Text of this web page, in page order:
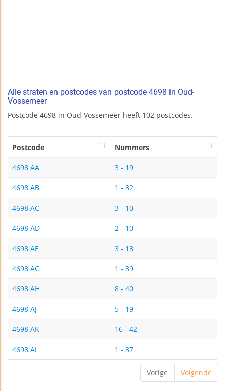
Alle straten en postcodes van postcode 4698 in Oud-
Vossemeer
Postcode 4698 in Oud-Vossemeer heeft 102 postcodes.
Postcode Nummers
4698 AA 3 - 19
4698 AB 1 - 32
4698 AC 3 - 10
4698 AD 2 - 10
4698 AE 3 - 13
4698 AG 1 - 39
4698 AH 8 - 40
4698 AJ 5 - 19
4698 AK 16 - 42
4698 AL 1 - 37
Vorige Volgende